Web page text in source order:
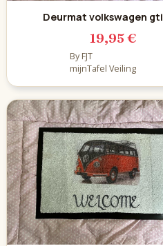
Deurmat volkswagen gti
19,95 €
By FJT
mijnTafel Veiling